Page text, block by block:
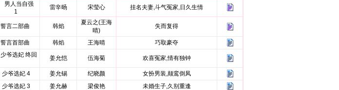
男人当自强
1
雷辛旸 宋莹心 挂名夫妻,斗气冤家,日久生情
誓言二部曲 韩焰
夏云之(王海
晴)
失而复得
誓言首部曲 韩焰 王海晴 巧取豪夺
少爷选妃 终回 姜允恺 伍海菊 欢喜冤家,情有独钟
少爷选妃 4 姜允锡 纪晓颜
女扮男装,颠鸾倒凤
少爷选妃 3 姜允赫 梁俊艳
未婚生子,久别重逢